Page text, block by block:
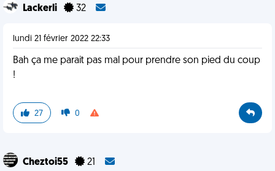
Lackerli 32
lundi 21 février 2022 22:33
Bah ça me parait pas mal pour prendre son pied du coup
!
27 0
Cheztoi55 21